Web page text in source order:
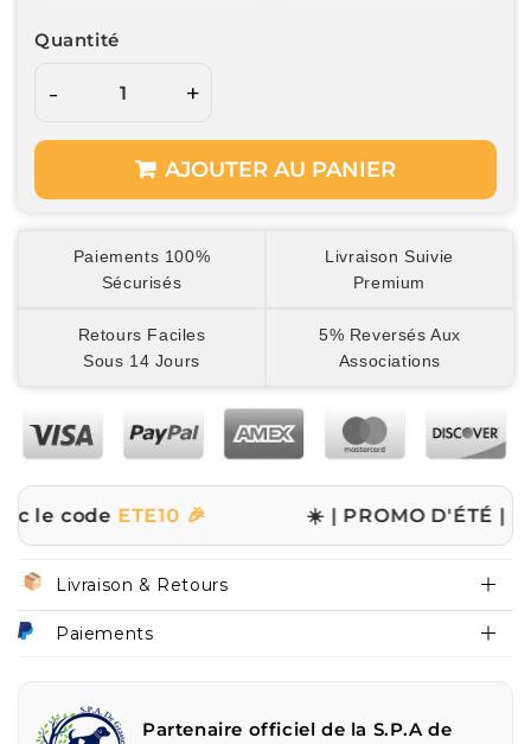
Quantité
- +
AJOUTER AU PANIER
Paiements 100%
Sécurisés
Livraison Suivie
Premium
Retours Faciles
Sous 14 Jours
5% Reversés Aux
Associations
ETE10 🎉 ☀️ | PROMO D'ÉTÉ | ☀️✨ -
Livraison & Retours
Paiements
Partenaire officiel de la S.P.A de